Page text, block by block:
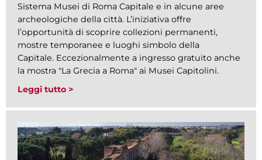
Sistema Musei di Roma Capitale e in alcune aree
archeologiche della città. L’iniziativa offre
l’opportunità di scoprire collezioni permanenti,
mostre temporanee e luoghi simbolo della
Capitale. Eccezionalmente a ingresso gratuito anche
la mostra "La Grecia a Roma" ai Musei Capitolini.
Leggi tutto >